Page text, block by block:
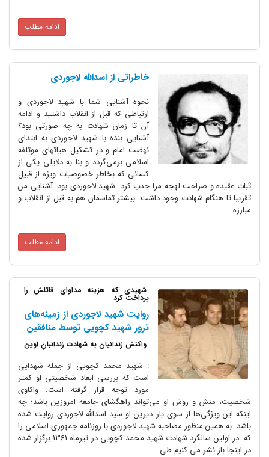
ادامه مطلب
خاطراتی از اسدالله لاجوردی
نحوه آشنایی شما با شهید لاجوردی و
ارتباطی که قبل از انقلاب داشتید و ادامه
آن تا زمان شهادت به چه صورتی بود؟
آشنایی بنده با شهید لاجوردی به ابتدای
نهضت امام و در تشکیل هیاتهای موتلفه
اسلامی برمی‌گردد و بنا به دلایلی یکی از
کسانی که بخاطر خصوصیات ویژه از قبیل
ثبات عقیده و صراحت لهجه مرا جذب کرد. شهید لاجوردی بود. آشنایی من
تقریبا تا هنگام شهادت وجود داشت. بیشتر تماسمان هم به قبل از انقلاب و
مبارزه...
ادامه مطلب
شهیدی که هزینه مداوای قاتلش را
پرداخت کرد
روایت شهید لاجوردی از زمینه‌های
ترور شهید کچویی توسط منافقین
واکنش زندانیان به شهادت زندانبانِ اوین
: شهید محمد کچویی از جمله شهدایی
است که بررسی ابعاد شخصیتی او کمتر
مورد توجه قرار گرفته است. واکاوی
شخصیت، منش و روش او می‌تواند راهگشای جامعه امروزین باشد؛ چه
اینکه این ویژگی‌ها از سوی یار دیرین او سید اسدالله لاجوردی روایت شده
باشد. به همین منظور مصاحبه شهید لاجوردی با روزنامه جمهوری اسلامی را
که در اولین سالگرد شهادت شهید محمد کچویی در تیرماه 1361 برگزار شده
در اینجا باز نشر می کنیم طی...